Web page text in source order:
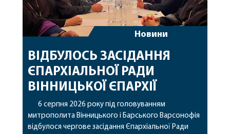
Новини
ВІДБУЛОСЬ ЗАСІДАННЯ
ЄПАРХІАЛЬНОЇ РАДИ
ВІННИЦЬКОЇ ЄПАРХІЇ
6 серпня 2026 року під головуванням
митрополита Вінницького і Барського Варсонофія
відбулося чергове засідання Єпархіальної Ради